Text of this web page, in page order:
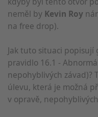
neměl by Kevin Roy
na free drop).
Jak tuto situaci
pravidlo 16.1 -
nepohyblivých závad)?
úlevu, která je možná
v opravě,